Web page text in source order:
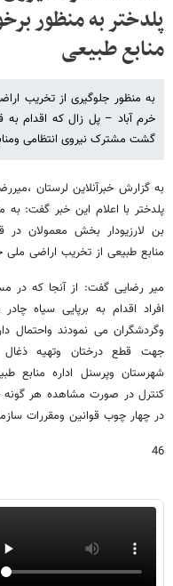
پلدختر به منظور
منابع طبیعی
به منظور جلوگیری از تخریب
خرم آباد – پل زال که اقدام به
گشت مشترک نیروی انتظامی
به گزارش خبرآنلاین لرستان
پلدختر با اعلام این خبر گفت:
بن لارزیودار بخش معمولان در
منابع طبیعی از تخریب اراضی ملی
میر رضایی گفت: از آنجا که در
افراد اقدام به برپایی سیاه
وگردشگران می نمودند واحتمال
جهت قطع درختان وتهیه
شهرستان وپرسنل اداره منابع
کنترل در صورت مشاهده هر گونه
در چهار چوب قوانین ومقررات
46